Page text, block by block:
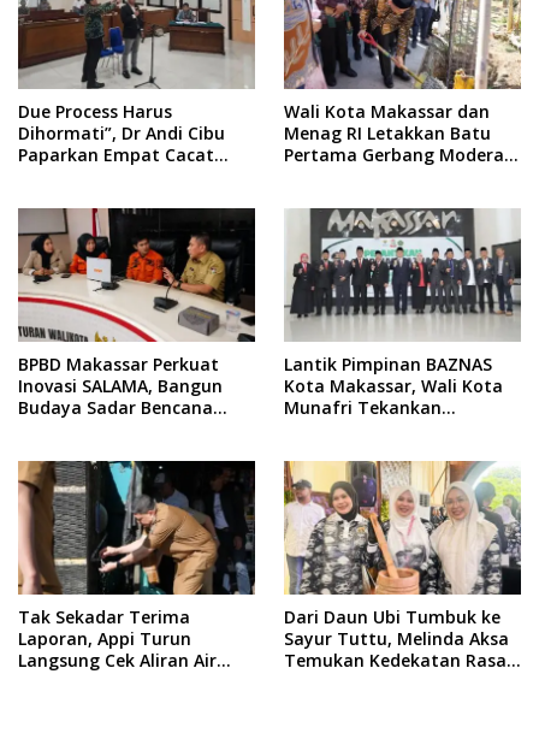
Due Process Harus
Dihormati”, Dr Andi Cibu
Paparkan Empat Cacat
Wali Kota Makassar dan
Menag RI Letakkan Batu
Pertama Gerbang Moderasi
BPBD Makassar Perkuat
Inovasi SALAMA, Bangun
Budaya Sadar Bencana
Lantik Pimpinan BAZNAS
Kota Makassar, Wali Kota
Munafri Tekankan
Data
Tak Sekadar Terima
Laporan, Appi Turun
Langsung Cek Aliran Air
Dari Daun Ubi Tumbuk ke
Sayur Tuttu, Melinda Aksa
Temukan Kedekatan Rasa